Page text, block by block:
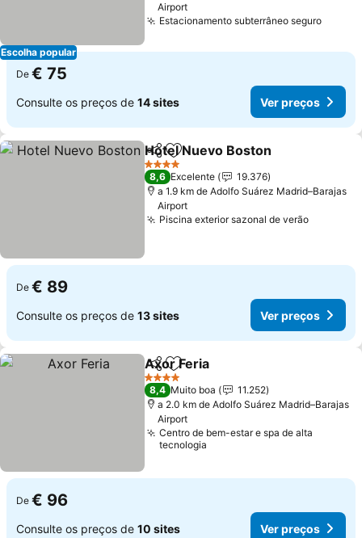
Escolha popular
Airport
Estacionamento subterrâneo seguro
De € 75
Consulte os preços de 14 sites Ver preços
PartilharAdicionar aos favoritos
Hotel Nuevo Boston
4 Estrelas
8,6 Excelente
19.376
a 1.9 km de Adolfo Suárez Madrid–Barajas
Airport
Piscina exterior sazonal de verão
De € 89
Consulte os preços de 13 sites Ver preços
PartilharAdicionar aos favoritos
Axor Feria
4 Estrelas
8,4 Muito boa
11.252
a 2.0 km de Adolfo Suárez Madrid–Barajas
Airport
Centro de bem-estar e spa de alta
tecnologia
De € 96
Consulte os preços de 10 sites Ver preços